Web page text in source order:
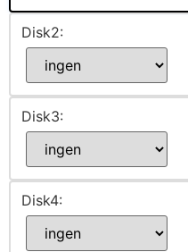
Disk2:
Disk3:
Disk4: